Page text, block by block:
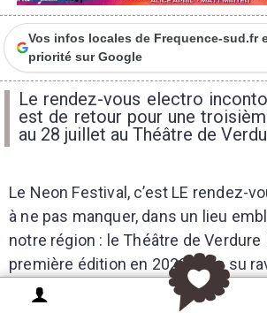
Vos infos locales de Frequence-sud.fr
priorité sur Google
Le rendez-vous electro
est de retour pour une
au 28 juillet au Théâtre de
Le Neon Festival, c’est LE rendez-
à ne pas manquer, dans un lieu
notre région : le Théâtre de
première édition en 2022 qui a su
son line up mais aussi par